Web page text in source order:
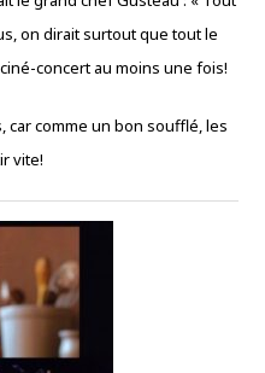
on dirait surtout que tout le
concert au moins une fois!
car comme un bon soufflé, les
vite!